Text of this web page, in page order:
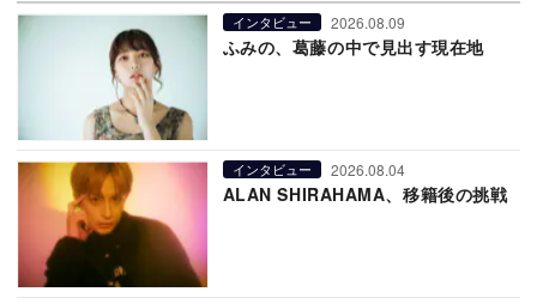
インタビュー 2026.08.09
ふみの、葛藤の中で見出す現在地
インタビュー 2026.08.04
ALAN SHIRAHAMA、移籍後の挑戦